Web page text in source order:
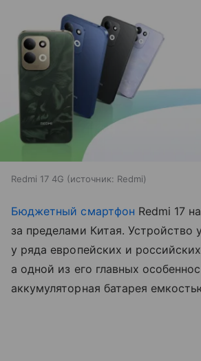
Redmi 17 4G источник: Redmi
Бюджетный смартфон Redmi 17
за пределами Китая. Устройство
у ряда европейских и
а одной из его главных
аккумуляторная батарея